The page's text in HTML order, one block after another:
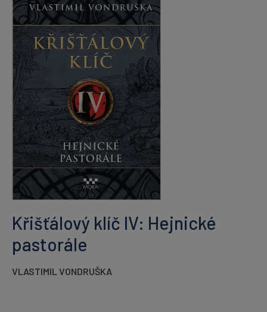
Křišťálový klíč IV: Hejnické
pastorále
VLASTIMIL VONDRUŠKA